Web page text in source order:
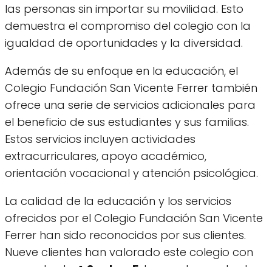
las personas sin importar su movilidad. Esto
demuestra el compromiso del colegio con la
igualdad de oportunidades y la diversidad.
Además de su enfoque en la educación, el
Colegio Fundación San Vicente Ferrer también
ofrece una serie de servicios adicionales para
el beneficio de sus estudiantes y sus familias.
Estos servicios incluyen actividades
extracurriculares, apoyo académico,
orientación vocacional y atención psicológica.
La calidad de la educación y los servicios
ofrecidos por el Colegio Fundación San Vicente
Ferrer han sido reconocidos por sus clientes.
Nueve clientes han valorado este colegio con